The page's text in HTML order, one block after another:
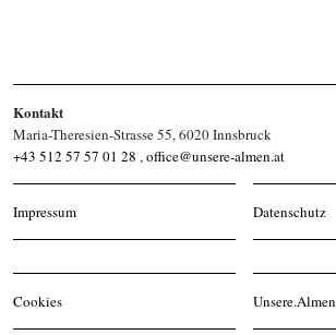
Kontakt
Maria-Theresien-Strasse 55, 6020 Innsbruck
+43 512 57 57 01 28 ,office@unsere-almen.at
Impressum Datenschutz
Cookies Unsere.Almen